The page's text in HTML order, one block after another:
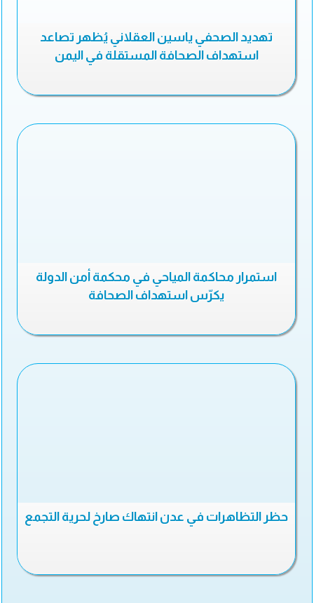
تهديد الصحفي ياسين العقلاني يُظهر تصاعد
استهداف الصحافة المستقلة في اليمن
استمرار محاكمة المياحي في محكمة أمن الدولة
يكرّس استهداف الصحافة
حظر التظاهرات في عدن انتهاك صارخ لحرية التجمع